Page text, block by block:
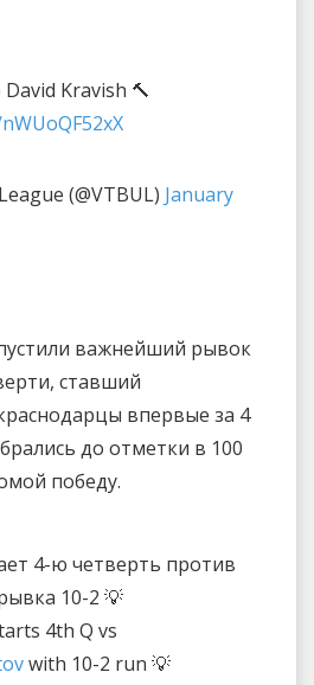
Kravish 🔨
(@VTBUL) January
важнейший рывок
ставший
впервые за 4
до отметки в 100
победу.
4-ю четверть против
10-2 💡
4th Q vs
with 10-2 run 💡